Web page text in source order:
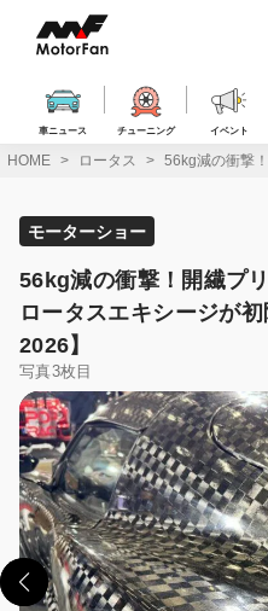
ス
車ニュース チューニング イベント
HOME ロータス 56kg減の衝撃
モーターショー
56kg減の衝撃！開繊プ
ロータスエキシージが
2026】
写真3枚目